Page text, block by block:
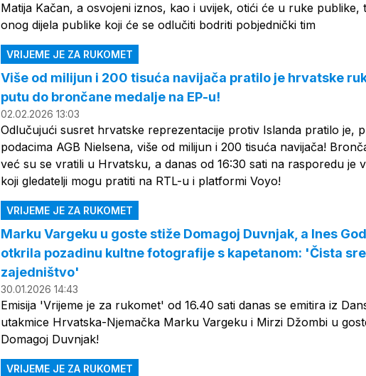
Matija Kačan, a osvojeni iznos, kao i uvijek, otići će u ruke publike,
onog dijela publike koji će se odlučiti bodriti pobjednički tim
VRIJEME JE ZA RUKOMET
Više od milijun i 200 tisuća navijača pratilo je hrvatske
putu do brončane medalje na EP-u!
02.02.2026 13:03
Odlučujući susret hrvatske reprezentacije protiv Islanda pratilo je,
podacima AGB Nielsena, više od milijun i 200 tisuća navijača!
već su se vratili u Hrvatsku, a danas od 16:30 sati na rasporedu je
koji gledatelji mogu pratiti na RTL-u i platformi Voyo!
VRIJEME JE ZA RUKOMET
Marku Vargeku u goste stiže Domagoj Duvnjak, a Ines
otkrila pozadinu kultne fotografije s kapetanom: 'Čista
zajedništvo'
30.01.2026 14:43
Emisija 'Vrijeme je za rukomet' od 16.40 sati danas se emitira iz
utakmice Hrvatska-Njemačka Marku Vargeku i Mirzi Džombi u
Domagoj Duvnjak!
VRIJEME JE ZA RUKOMET